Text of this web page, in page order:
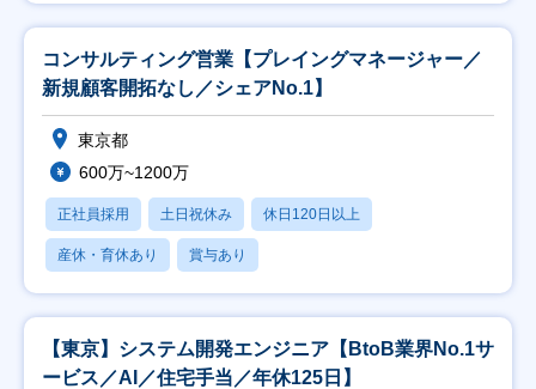
コンサルティング営業【プレイングマネージャー／
新規顧客開拓なし／シェアNo.1】
東京都
600万~1200万
正社員採用 土日祝休み 休日120日以上
産休・育休あり 賞与あり
【東京】システム開発エンジニア【BtoB業界No.1サ
ービス／AI／住宅手当／年休125日】